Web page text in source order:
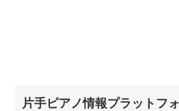
片手ピアノ情報プラットフ